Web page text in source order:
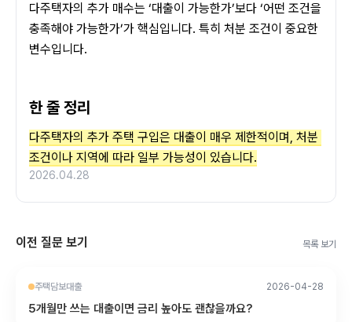
다주택자의 추가 매수는 ‘대출이 가능한가’보다 ‘어떤 조건을
충족해야 가능한가’가 핵심입니다. 특히 처분 조건이 중요한
변수입니다.
한 줄 정리
다주택자의 추가 주택 구입은 대출이 매우 제한적이며, 처분
조건이나 지역에 따라 일부 가능성이 있습니다.
2026.04.28
이전 질문 보기 목록 보기
주택담보대출 2026-04-28
5개월만 쓰는 대출이면 금리 높아도 괜찮을까요?